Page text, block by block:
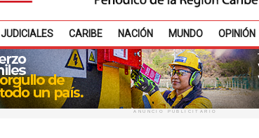
JUDICIALES CARIBE NACIÓN MUNDO OPINIÓN
ANUNCIO PUBLICITARIO